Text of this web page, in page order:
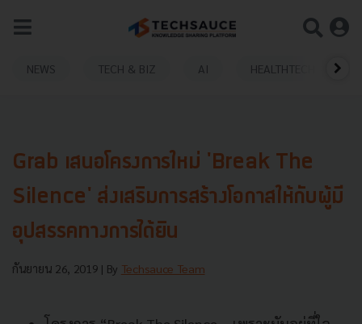
NEWS TECH & BIZ AI HEALTHTECH
Grab เสนอโครงการใหม่ 'Break The
Silence' ส่งเสริมการสร้างโอกาสให้กับผู้มี
อุปสรรคทางการได้ยิน
กันยายน 26, 2019 | By Techsauce Team